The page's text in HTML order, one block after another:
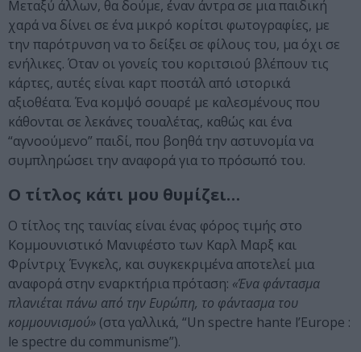
Μεταξύ άλλων, θα δούμε, έναν άντρα σε μια παιδική
χαρά να δίνει σε ένα μικρό κορίτσι φωτογραφίες, με
την παρότρυνση να το δείξει σε φίλους του, μα όχι σε
ενήλικες. Όταν οι γονείς του κοριτσιού βλέπουν τις
κάρτες, αυτές είναι καρτ ποστάλ από ιστορικά
αξιοθέατα. Ένα κομψό σουαρέ με καλεσμένους που
κάθονται σε λεκάνες τουαλέτας, καθώς και ένα
“αγνοούμενο” παιδί, που βοηθά την αστυνομία να
συμπληρώσει την αναφορά για το πρόσωπό του.
Ο τίτλος κάτι μου θυμίζει…
Ο τίτλος της ταινίας είναι ένας φόρος τιμής στο
Κομμουνιστικό Μανιφέστο των Καρλ Μαρξ και
Φρίντριχ Ένγκελς, και συγκεκριμένα αποτελεί μια
αναφορά στην εναρκτήρια πρόταση: «Ένα φάντασμα
πλανιέται πάνω από την Ευρώπη, το φάντασμα του
κομμουνισμού» (στα γαλλικά, “Un spectre hante l’Europe :
le spectre du communisme”).